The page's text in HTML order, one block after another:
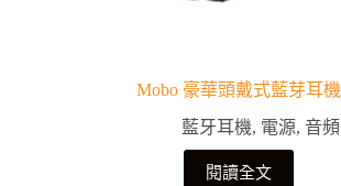
Mobo 豪華頭戴式藍芽耳機
藍牙耳機, 電源, 音頻
閱讀全文